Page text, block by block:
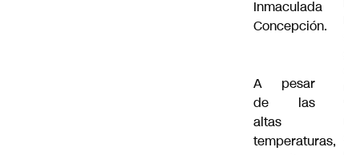
Inmaculada
Concepción.
A pesar
de las
altas
temperaturas,